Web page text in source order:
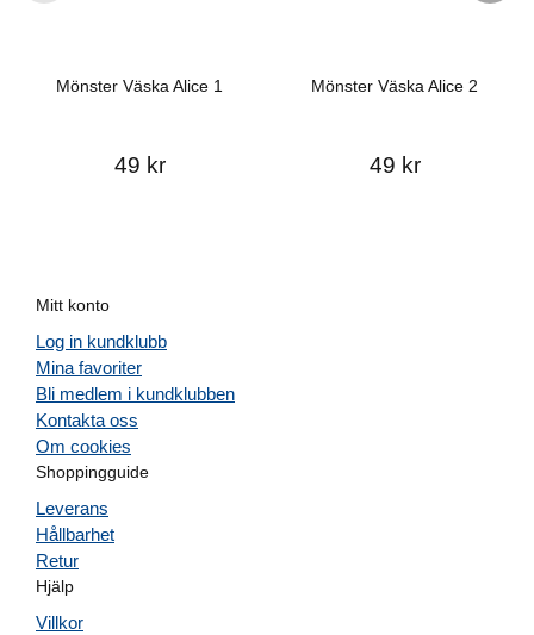
Mönster Väska Alice 1
49 kr
Mönster Väska Alice 2
49 kr
Mitt konto
Log in kundklubb
Mina favoriter
Bli medlem i kundklubben
Kontakta oss
Om cookies
Shoppingguide
Leverans
Hållbarhet
Retur
Hjälp
Villkor